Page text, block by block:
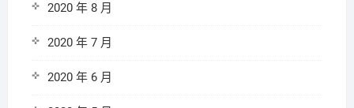
2020 年 8 月
2020 年 7 月
2020 年 6 月